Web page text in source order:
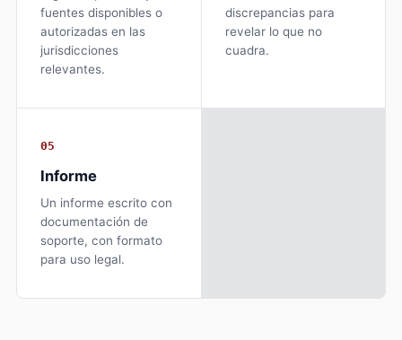
fuentes disponibles o
autorizadas en las
jurisdicciones
relevantes.
discrepancias para
revelar lo que no
cuadra.
05
Informe
Un informe escrito con
documentación de
soporte, con formato
para uso legal.